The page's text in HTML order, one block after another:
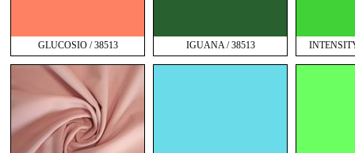
GLUCOSIO / 38513 IGUANA / 38513